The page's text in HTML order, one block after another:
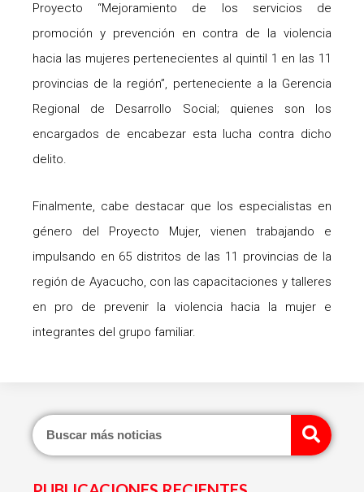
Proyecto “Mejoramiento de los servicios de
promoción y prevención en contra de la violencia
hacia las mujeres pertenecientes al quintil 1 en las 11
provincias de la región”, perteneciente a la Gerencia
Regional de Desarrollo Social; quienes son los
encargados de encabezar esta lucha contra dicho
delito.
Finalmente, cabe destacar que los especialistas en
género del Proyecto Mujer, vienen trabajando e
impulsando en 65 distritos de las 11 provincias de la
región de Ayacucho, con las capacitaciones y talleres
en pro de prevenir la violencia hacia la mujer e
integrantes del grupo familiar.